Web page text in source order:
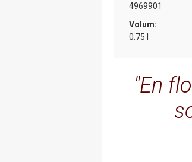
4969901
Volum:
0.75 l
En